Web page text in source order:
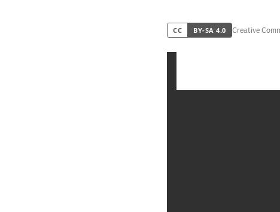
CC BY-SA 4.0 Creative